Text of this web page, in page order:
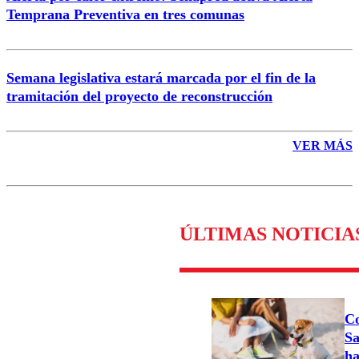
Temprana Preventiva en tres comunas
Semana legislativa estará marcada por el fin de la
tramitación del proyecto de reconstrucción
VER MÁS
ÚLTIMAS